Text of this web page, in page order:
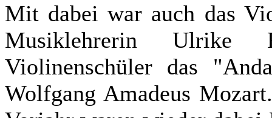
Mit dabei war auch das
Musiklehrerin Ulrike
Violinenschüler das
Wolfgang Amadeus